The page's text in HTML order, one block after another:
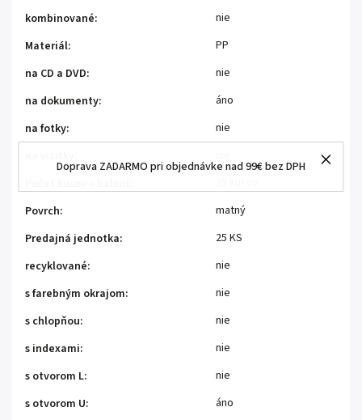
Doprava ZADARMO pri objednávke nad 99€ bez DPH
kombinované:
nie
Materiál:
PP
na CD a DVD:
nie
na dokumenty:
áno
na fotky:
nie
Povrch:
matný
Predajná jednotka:
25 KS
recyklované:
nie
s farebným okrajom:
nie
s chlopňou:
nie
s indexami:
nie
s otvorom L:
nie
s otvorom U:
áno